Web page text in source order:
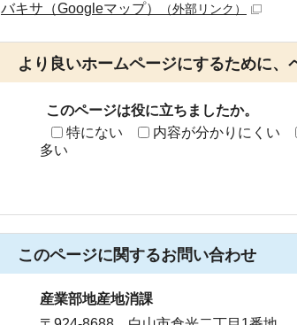
バキサ（Googleマップ） （外部リンク）
より良いホームページにするために、
このページは役に立ちましたか。
特にない
内容が分かりにくい
多い
このページに関するお問い合わせ
産業部地産地消課